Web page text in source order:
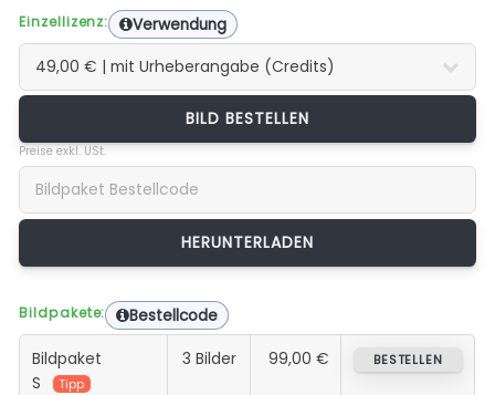
Einzellizenz: Verwendung
BILD BESTELLEN
Preise exkl. USt.
Bildpakete: Bestellcode
Bildpaket
S
Tipp
3 Bilder 99,00 € BESTELLEN